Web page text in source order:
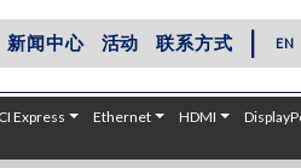
新闻中心 活动 联系方式 | EN
Express Ethernet HDMI